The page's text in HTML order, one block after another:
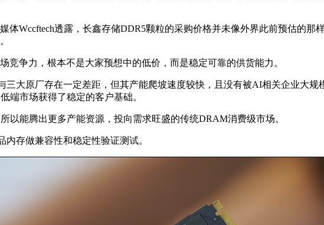
体Wccftech透露，长鑫存储DDR5颗粒的采购价格并未像外界此前预估的
争力，根本不是大家预想中的低价，而是稳定可靠的供货能力。
三大原厂存在一定差距，但其产能爬坡速度较快，且没有被AI相关企业大
端市场获得了稳定的客户基础。
以能腾出更多产能资源，投向需求旺盛的传统DRAM消费级市场。
存做兼容性和稳定性验证测试。